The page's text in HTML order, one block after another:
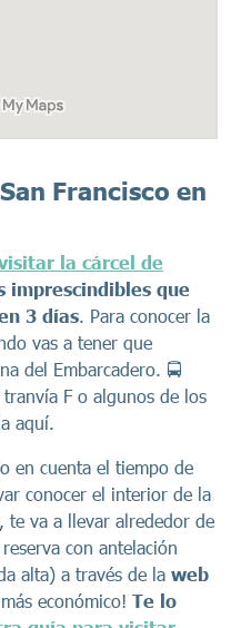
Francisco en
la cárcel de
imprescindibles que
3 días . Para conocer la
vas a tener que
del Embarcadero. 🚍
F o algunos de los
aquí.
en cuenta el tiempo de
conocer el interior de la
te va a llevar alrededor de
con antelación
alta) a través de la web
económico! Te lo